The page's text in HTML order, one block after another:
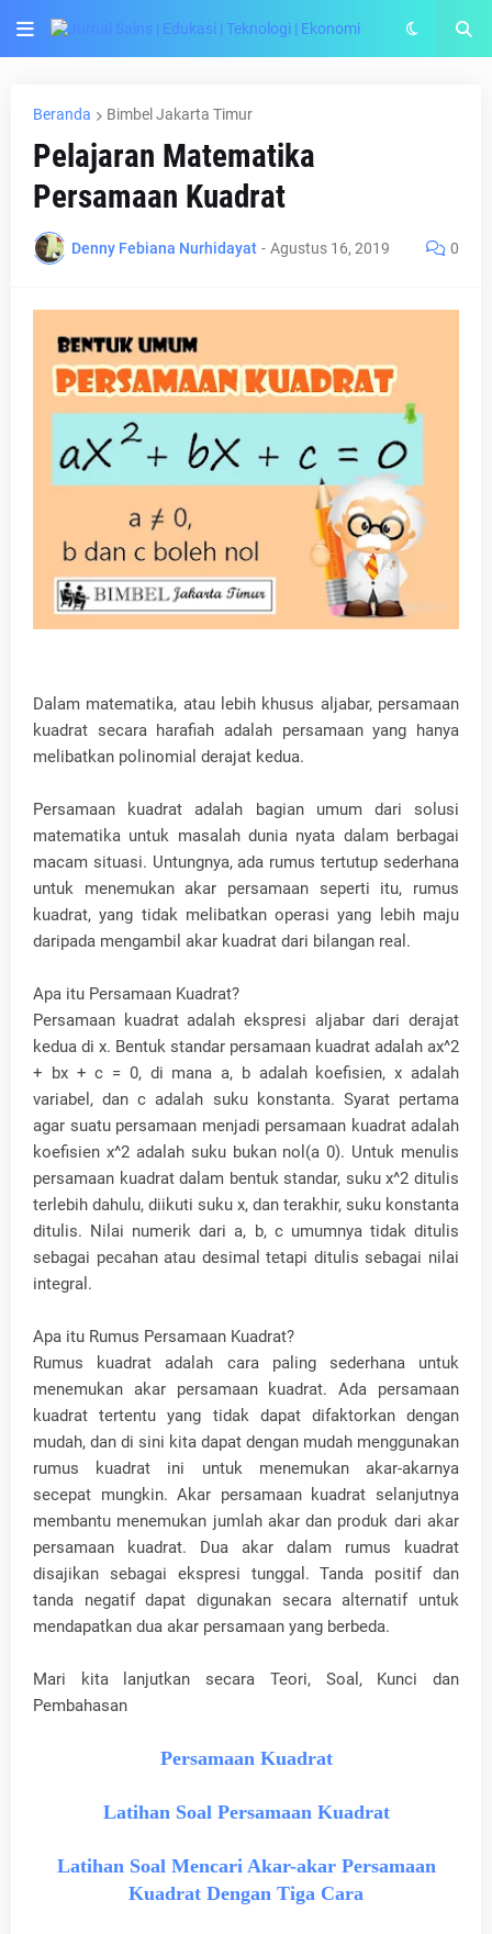
Beranda Bimbel Jakarta Timur
Pelajaran Matematika
Persamaan Kuadrat
Denny Febiana Nurhidayat - Agustus 16, 2019 0
Dalam matematika, atau lebih khusus aljabar, persamaan
kuadrat secara harafiah adalah persamaan yang hanya
melibatkan polinomial derajat kedua.
Persamaan kuadrat adalah bagian umum dari solusi
matematika untuk masalah dunia nyata dalam berbagai
macam situasi. Untungnya, ada rumus tertutup sederhana
untuk menemukan akar persamaan seperti itu, rumus
kuadrat, yang tidak melibatkan operasi yang lebih maju
daripada mengambil akar kuadrat dari bilangan real.
Apa itu Persamaan Kuadrat?
Persamaan kuadrat adalah ekspresi aljabar dari derajat
kedua di x. Bentuk standar persamaan kuadrat adalah ax^2
+ bx + c = 0, di mana a, b adalah koefisien, x adalah
variabel, dan c adalah suku konstanta. Syarat pertama
agar suatu persamaan menjadi persamaan kuadrat adalah
koefisien x^2 adalah suku bukan nol(a 0). Untuk menulis
persamaan kuadrat dalam bentuk standar, suku x^2 ditulis
terlebih dahulu, diikuti suku x, dan terakhir, suku konstanta
ditulis. Nilai numerik dari a, b, c umumnya tidak ditulis
sebagai pecahan atau desimal tetapi ditulis sebagai nilai
integral.
Apa itu Rumus Persamaan Kuadrat?
Rumus kuadrat adalah cara paling sederhana untuk
menemukan akar persamaan kuadrat. Ada persamaan
kuadrat tertentu yang tidak dapat difaktorkan dengan
mudah, dan di sini kita dapat dengan mudah menggunakan
rumus kuadrat ini untuk menemukan akar-akarnya
secepat mungkin. Akar persamaan kuadrat selanjutnya
membantu menemukan jumlah akar dan produk dari akar
persamaan kuadrat. Dua akar dalam rumus kuadrat
disajikan sebagai ekspresi tunggal. Tanda positif dan
tanda negatif dapat digunakan secara alternatif untuk
mendapatkan dua akar persamaan yang berbeda.
Mari kita lanjutkan secara Teori, Soal, Kunci dan
Pembahasan
Persamaan Kuadrat
Latihan Soal Persamaan Kuadrat
Latihan Soal Mencari Akar-akar Persamaan
Kuadrat Dengan Tiga Cara